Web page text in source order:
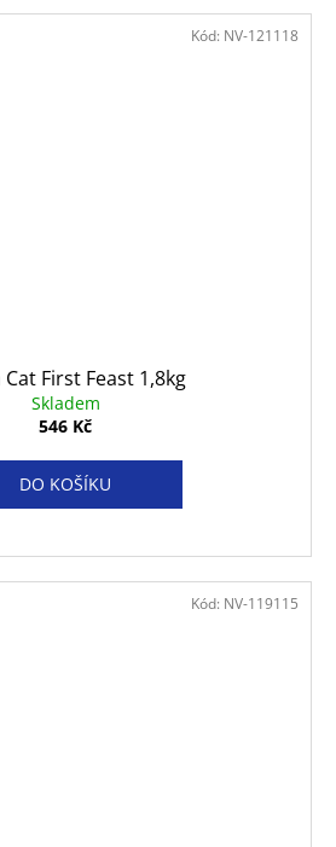
Cat First Feast 1,8kg
Skladem
546 Kč
DO KOŠÍKU
Kód: NV-121118
Kód: NV-119115